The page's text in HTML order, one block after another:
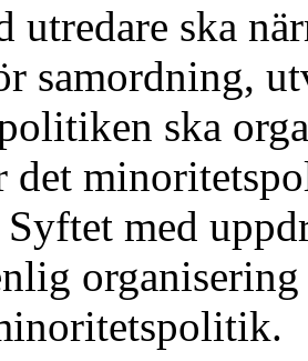
utredare ska
samordning,
ska
det
med